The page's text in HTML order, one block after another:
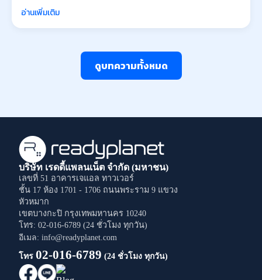
อ่านเพิ่มเติม
ดูบทความทั้งหมด
บริษัท เรดดี้แพลนเน็ต จำกัด (มหาชน)
เลขที่ 51 อาคารเจแอล ทาวเวอร์
ชั้น 17 ห้อง 1701 - 1706 ถนนพระราม 9 แขวง
หัวหมาก
เขตบางกะปิ กรุงเทพมหานคร 10240
โทร: 02-016-6789 (24 ชั่วโมง ทุกวัน)
อีเมล: info@readyplanet.com
โทร 02-016-6789 (24 ชั่วโมง ทุกวัน)